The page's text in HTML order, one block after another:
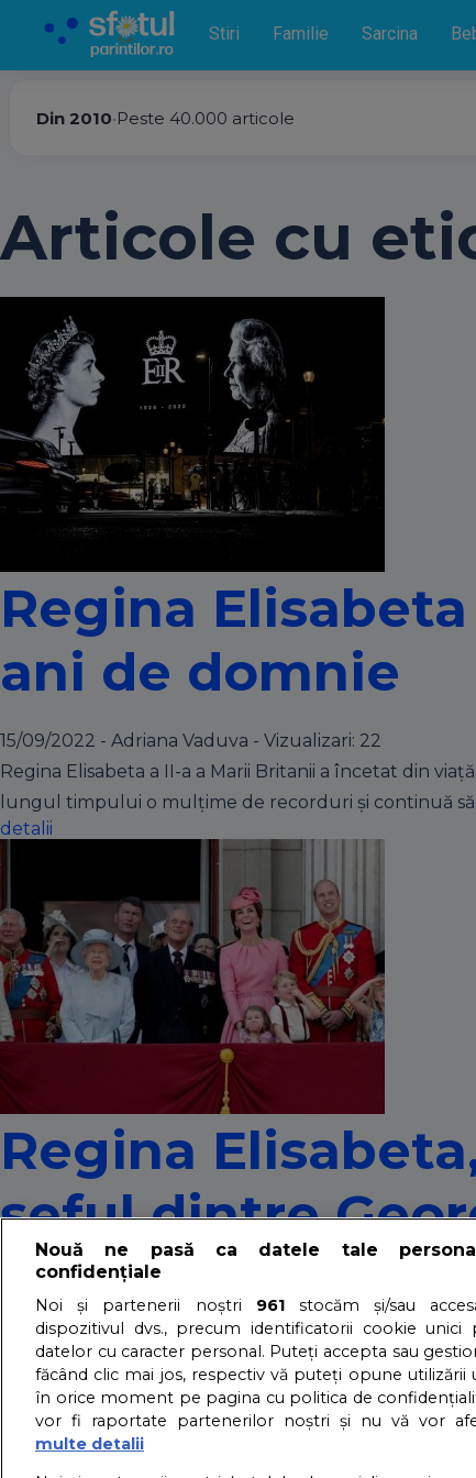
Stiri Familie Sarcina
Din 2010•Peste 40.000 articole
Articole cu
Regina
ani de domnie
15/09/2022 - Adriana Vaduva - Vizualizari: 22
Regina Elisabeta a II-a a Marii Britanii a încetat din
lungul timpului o mulțime de recorduri și continuă să
detalii
Regina
șeful dintre
monarhul
27/01/2018 - Adriana Vaduva - Vizualizari:635
Regina Elisabeta a II-a a participat recent la un
la caracterul strănepoților săi, George și Charlotte.
Nouă ne pasă ca datele tale
confidențiale
Noi și partenerii noștri 961stocăm și/sau
dispozitivul dvs., precum identificatorii cookie unici
datelor cu caracter personal. Puteți accepta sau
făcând clic mai jos, respectiv vă puteți opune utilizării
în orice moment pe pagina cu politica de
vor fi raportate partenerilor noștri și nu vă vor
multe detalii